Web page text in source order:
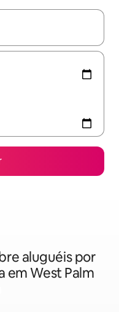
explore-os
aluguéis por
em West Palm